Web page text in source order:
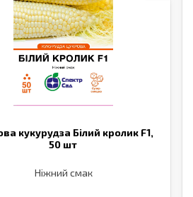
кукурудза Білий кролик F1,
50 шт
Ніжний смак